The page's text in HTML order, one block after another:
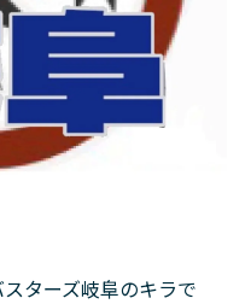
ターズ岐阜のキラで